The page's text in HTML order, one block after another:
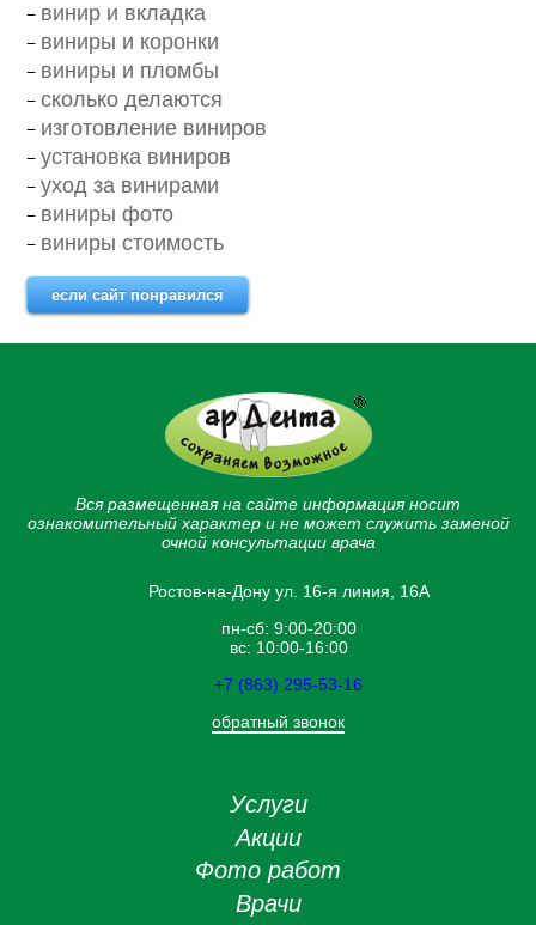
винир и вкладка
виниры и коронки
виниры и пломбы
сколько делаются
изготовление виниров
установка виниров
уход за винирами
виниры фото
виниры стоимость
если сайт понравился
Вся размещенная на сайте информация носит
ознакомительный характер и не может служить заменой
очной консультации врача
Ростов-на-Дону ул. 16-я линия, 16А
пн-сб: 9:00-20:00
вс: 10:00-16:00
+7 (863) 295-53-16
обратный звонок
Услуги
Акции
Фото работ
Врачи